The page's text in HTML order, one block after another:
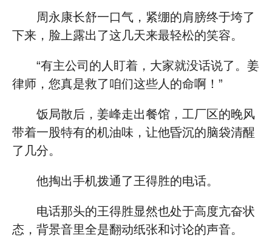
周永康长舒一口气，紧绷的肩膀终于垮了
下来，脸上露出了这几天来最轻松的笑容。
“有主公司的人盯着，大家就没话说了。姜
律师，您真是救了咱们这些人的命啊！”
饭局散后，姜峰走出餐馆，工厂区的晚风
带着一股特有的机油味，让他昏沉的脑袋清醒
了几分。
他掏出手机拨通了王得胜的电话。
电话那头的王得胜显然也处于高度亢奋状
态，背景音里全是翻动纸张和讨论的声音。